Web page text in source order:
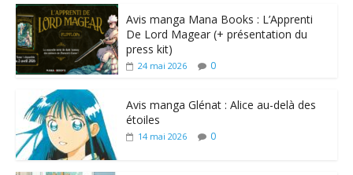
Avis manga Mana Books : L’Apprenti
De Lord Magear (+ présentation du
press kit)
24 mai 2026 0
Avis manga Glénat : Alice au-delà des
étoiles
14 mai 2026 0